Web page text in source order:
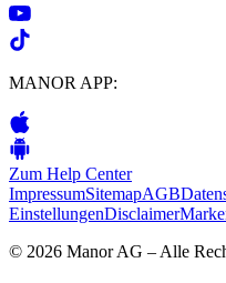
MANOR APP:
Zum Help Center
ImpressumSitemapAGB
EinstellungenDisclaimer
© 2026 Manor AG – Alle